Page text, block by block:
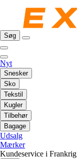
Søg
Nyt
Snesker
Sko
Tekstil
Kugler
Tilbehør
Bagage
Udsalg
Mærker
Kundeservice i Frankrig